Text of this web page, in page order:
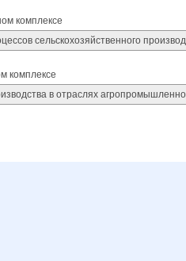
комплексе
сельскохозяйственного
комплексе
в отраслях